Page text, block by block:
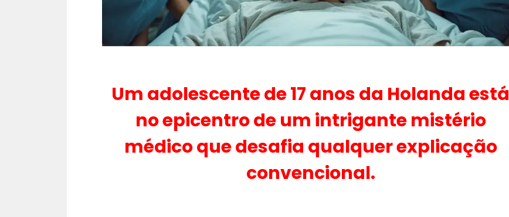
Um adolescente de 17 anos da Holanda está
no epicentro de um intrigante mistério
médico que desafia qualquer explicação
convencional.